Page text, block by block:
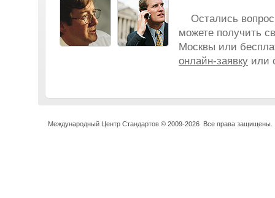
Остались
можете получить
Москвы или
онлайн-заявку или
Международный Центр Стандартов © 2009-2026 Все права